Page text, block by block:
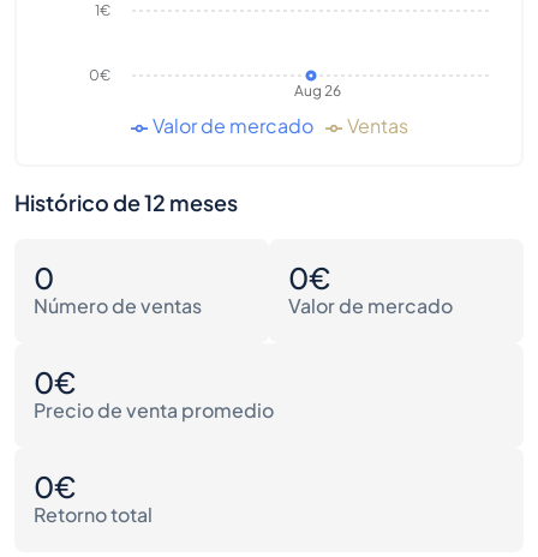
Aug 26
0€
1€
Valor de mercado Ventas
Histórico de 12 meses
0
Número de ventas
0€
Valor de mercado
0€
Precio de venta promedio
0€
Retorno total